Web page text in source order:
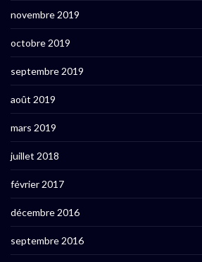
novembre 2019
octobre 2019
septembre 2019
août 2019
mars 2019
juillet 2018
février 2017
décembre 2016
septembre 2016